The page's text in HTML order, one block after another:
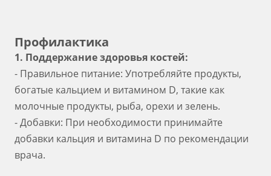
Профилактика
1. Поддержание здоровья костей:
- Правильное питание: Употребляйте продукты,
богатые кальцием и витамином D, такие как
молочные продукты, рыба, орехи и зелень.
- Добавки: При необходимости принимайте
добавки кальция и витамина D по рекомендации
врача.